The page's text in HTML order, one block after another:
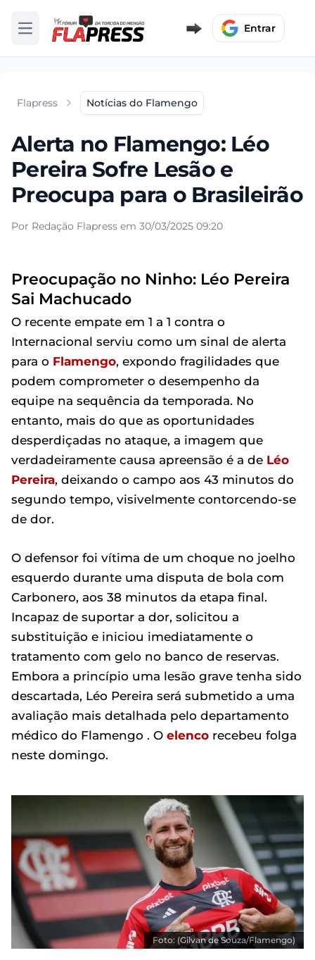
Abrir menu Entrar
Flapress Notícias do Flamengo
Alerta no Flamengo: Léo
Pereira Sofre Lesão e
Preocupa para o Brasileirão
Por Redação Flapress em 30/03/2025 09:20
Preocupação no Ninho: Léo Pereira
Sai Machucado
O recente empate em 1 a 1 contra o
Internacional serviu como um sinal de alerta
para o Flamengo, expondo fragilidades que
podem comprometer o desempenho da
equipe na sequência da temporada. No
entanto, mais do que as oportunidades
desperdiçadas no ataque, a imagem que
verdadeiramente causa apreensão é a de Léo
Pereira, deixando o campo aos 43 minutos do
segundo tempo, visivelmente contorcendo-se
de dor.
O defensor foi vítima de um choque no joelho
esquerdo durante uma disputa de bola com
Carbonero, aos 38 minutos da etapa final.
Incapaz de suportar a dor, solicitou a
substituição e iniciou imediatamente o
tratamento com gelo no banco de reservas.
Embora a princípio uma lesão grave tenha sido
descartada, Léo Pereira será submetido a uma
avaliação mais detalhada pelo departamento
médico do Flamengo . O elenco recebeu folga
neste domingo.
Foto: (Gilvan de Souza/Flamengo)